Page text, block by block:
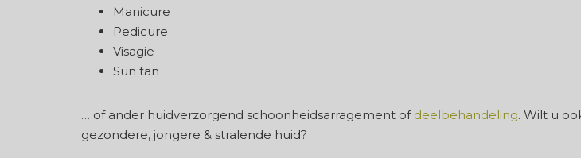
Manicure
Pedicure
Visagie
Sun tan
… of ander huidverzorgend schoonheidsarragement of deelbehandeling. Wilt u
gezondere, jongere & stralende huid?